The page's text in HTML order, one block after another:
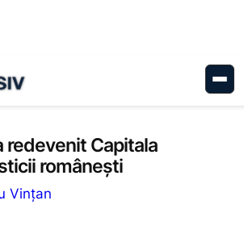
redevenit Capitala
românești
Vințan